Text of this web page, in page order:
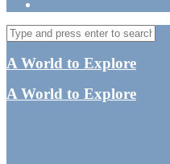
A World to Explore
A World to Explore